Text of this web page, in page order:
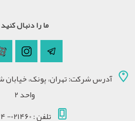
ما را دنبال کنید
واحد 2
تلفن : 021460- 021444